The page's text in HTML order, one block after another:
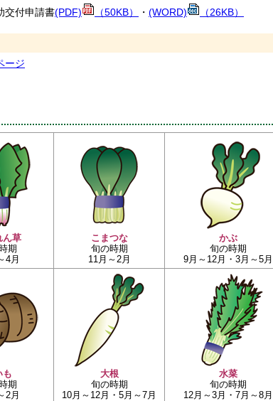
交付申請書(PDF) （50KB） ・ (WORD) （26KB）
ージ
ん草
期
4月
こまつな
旬の時期
11月～2月
かぶ
旬の時期
9月～12月・3月～5月
も
期
2月
大根
旬の時期
10月～12月・5月～7月
水菜
旬の時期
12月～3月・7月～8月